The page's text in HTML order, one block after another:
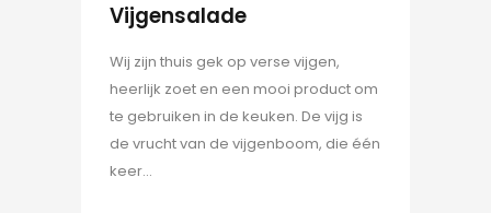
Vijgensalade
Wij zijn thuis gek op verse vijgen,
heerlijk zoet en een mooi product om
te gebruiken in de keuken. De vijg is
de vrucht van de vijgenboom, die één
keer...